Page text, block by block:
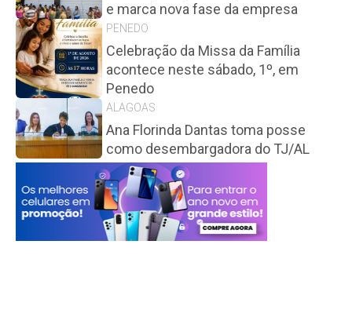
e marca nova fase da empresa
PENEDO
Celebração da Missa da Família
acontece neste sábado, 1º, em
Penedo
ALAGOAS
Ana Florinda Dantas toma posse
como desembargadora do TJ/AL